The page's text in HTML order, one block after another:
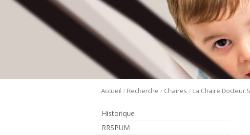
Accueil / Recherche / Chaires /
Historique
RRSPUM